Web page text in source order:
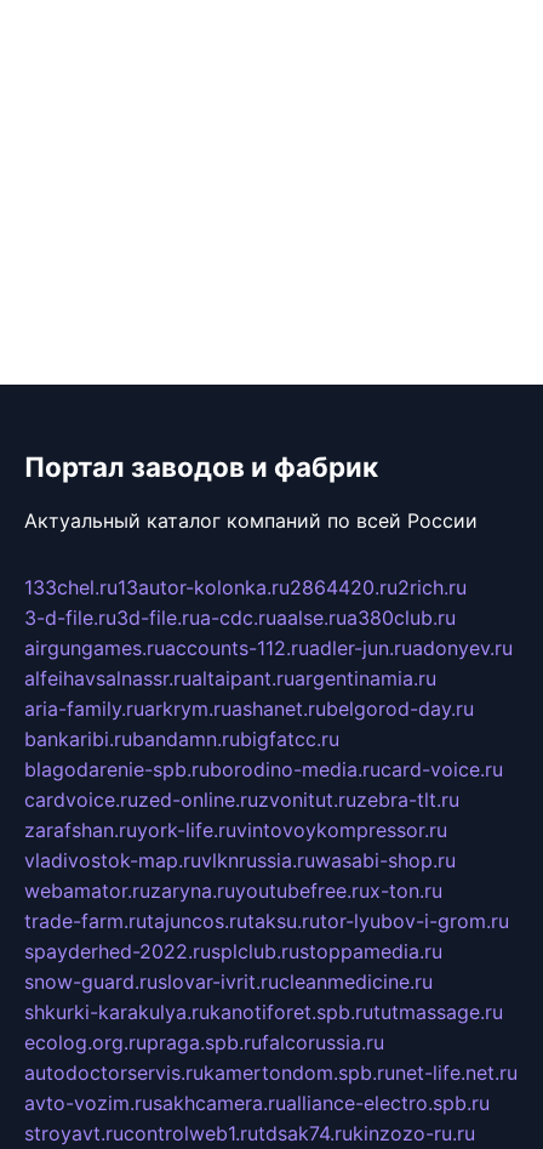
Портал заводов и фабрик
Актуальный каталог компаний по всей России
133chel.ru13autor-kolonka.ru2864420.ru2rich.ru
3-d-file.ru3d-file.rua-cdc.ruaalse.rua380club.ru
airgungames.ruaccounts-112.ruadler-jun.ruadonyev.ru
alfeihavsalnassr.rualtaipant.ruargentinamia.ru
aria-family.ruarkrym.ruashanet.rubelgorod-day.ru
bankaribi.rubandamn.rubigfatcc.ru
blagodarenie-spb.ruborodino-media.rucard-voice.ru
cardvoice.ruzed-online.ruzvonitut.ruzebra-tlt.ru
zarafshan.ruyork-life.ruvintovoykompressor.ru
vladivostok-map.ruvlknrussia.ruwasabi-shop.ru
webamator.ruzaryna.ruyoutubefree.rux-ton.ru
trade-farm.rutajuncos.rutaksu.rutor-lyubov-i-grom.ru
spayderhed-2022.rusplclub.rustoppamedia.ru
snow-guard.ruslovar-ivrit.rucleanmedicine.ru
shkurki-karakulya.rukanotiforet.spb.rututmassage.ru
ecolog.org.rupraga.spb.rufalcorussia.ru
autodoctorservis.rukamertondom.spb.runet-life.net.ru
avto-vozim.rusakhcamera.rualliance-electro.spb.ru
stroyavt.rucontrolweb1.rutdsak74.rukinzozo-ru.ru